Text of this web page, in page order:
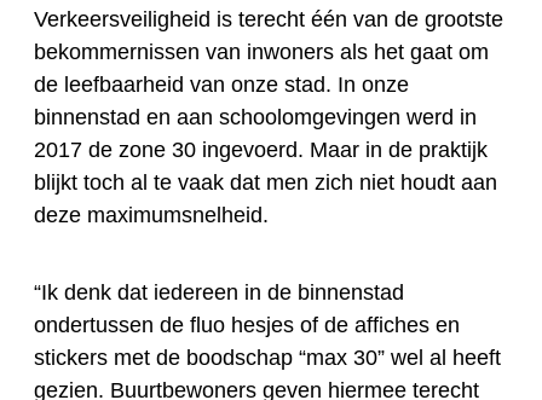
Verkeersveiligheid is terecht één van de grootste
bekommernissen van inwoners als het gaat om
de leefbaarheid van onze stad. In onze
binnenstad en aan schoolomgevingen werd in
2017 de zone 30 ingevoerd. Maar in de praktijk
blijkt toch al te vaak dat men zich niet houdt aan
deze maximumsnelheid.
“Ik denk dat iedereen in de binnenstad
ondertussen de fluo hesjes of de affiches en
stickers met de boodschap “max 30” wel al heeft
gezien. Buurtbewoners geven hiermee terecht